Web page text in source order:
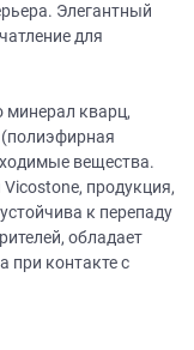
Элегантный
для
минерал кварц,
вещества.
продукция,
к перепаду
обладает
при контакте с